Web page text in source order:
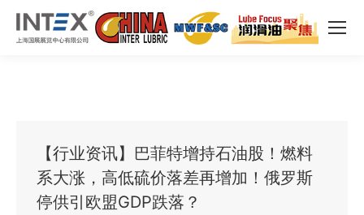
【行业资讯】巴菲特增持石油股！燃料
系大涨，高低硫价落差再增加！俄罗斯
停供引欧盟GDP跌落？